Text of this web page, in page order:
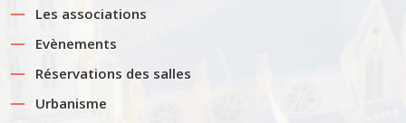
Les associations
Evènements
Réservations des salles
Urbanisme